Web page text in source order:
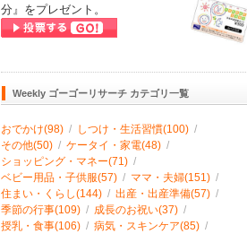
分』をプレゼント。
Weekly ゴーゴーリサーチ カテゴリ一覧
おでかけ(98)/ しつけ・生活習慣(100)/
その他(50)/ ケータイ・家電(48)/
ショッピング・マネー(71)/
ベビー用品・子供服(57)/ ママ・夫婦(151)/
住まい・くらし(144)/ 出産・出産準備(57)/
季節の行事(109)/ 成長のお祝い(37)/
授乳・食事(106)/ 病気・スキンケア(85)/